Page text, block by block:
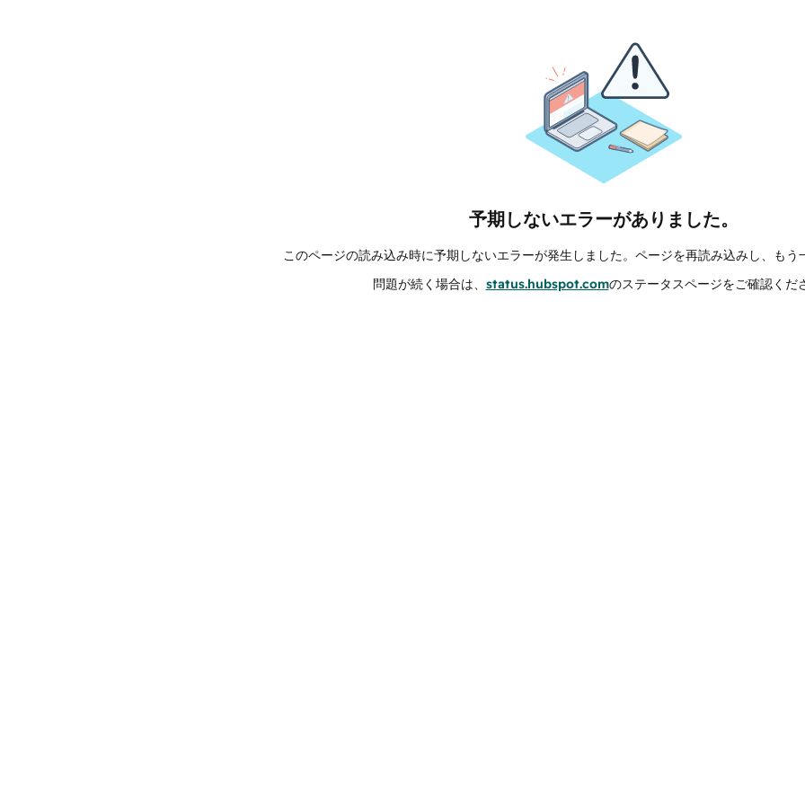
予期しないエラーがありました。
このページの読み込み時に予期しないエラーが発生しました。ページを再読み込みし、もう
問題が続く場合は、 status.hubspot.comのステータスページをご確認くだ